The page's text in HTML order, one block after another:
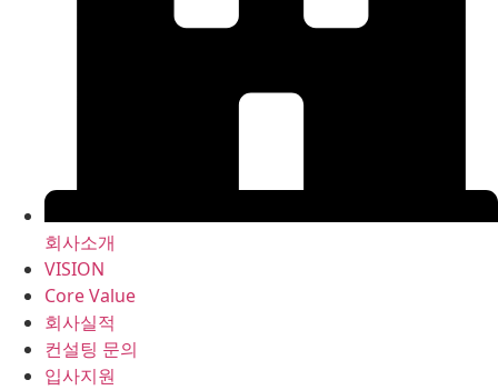
회사소개
VISION
Core Value
회사실적
컨설팅 문의
입사지원